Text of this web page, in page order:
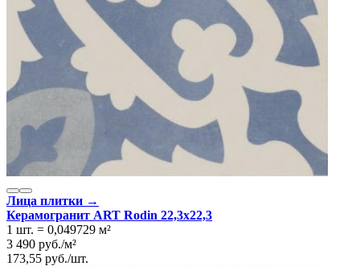
Лица плитки →
Керамогранит ART Rodin 22,3x22,3
1 шт. = 0,049729 м²
3 490 руб./м²
173,55 руб./шт.